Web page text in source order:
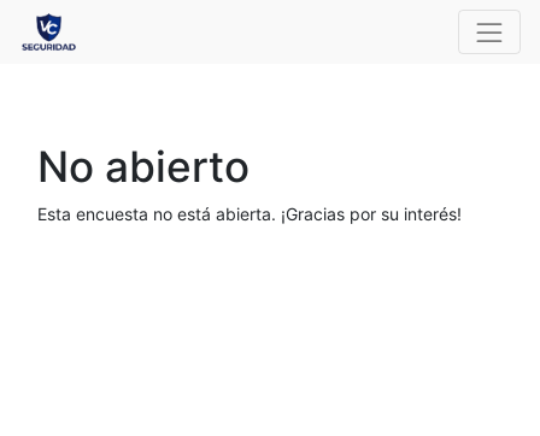
No abierto
Esta encuesta no está abierta. ¡Gracias por su interés!